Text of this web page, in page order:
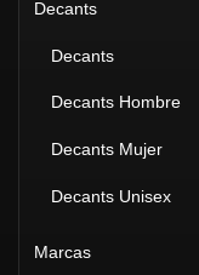
Decants
Decants
Decants Hombre
Decants Mujer
Decants Unisex
Marcas